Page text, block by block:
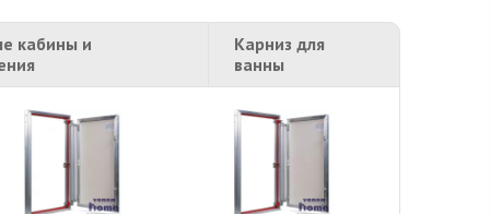
кабины и
Карниз для
ванны